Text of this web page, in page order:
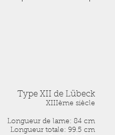
Type XII de Lübeck
XIIIème siècle
Longueur de lame: 84 cm
Longueur totale: 99.5 cm